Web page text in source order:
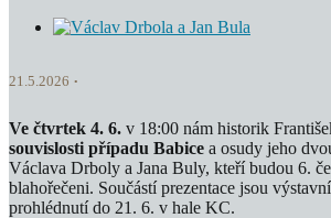
21.5.2026
Ve čtvrtek 4. 6. v 18:00 nám historik
souvislosti případu Babice a osudy jeho
Václava Drboly a Jana Buly, kteří budou 6.
blahořečeni. Součástí prezentace jsou
prohlédnutí do 21. 6. v hale KC.